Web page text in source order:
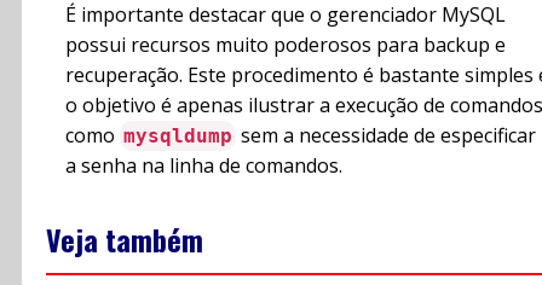
É importante destacar que o gerenciador MySQL
possui recursos muito poderosos para backup e
recuperação. Este procedimento é bastante simples
o objetivo é apenas ilustrar a execução de comandos
como mysqldump sem a necessidade de especificar
a senha na linha de comandos.
Veja também